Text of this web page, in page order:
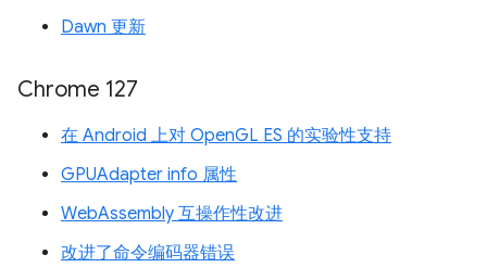
Dawn 更新
Chrome 127
在 Android 上对 OpenGL ES 的实验性支持
GPUAdapter info 属性
WebAssembly 互操作性改进
改进了命令编码器错误